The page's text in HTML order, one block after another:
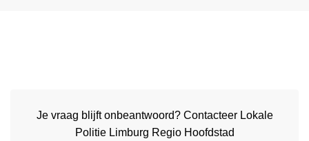
Je vraag blijft onbeantwoord? Contacteer Lokale
Politie Limburg Regio Hoofdstad